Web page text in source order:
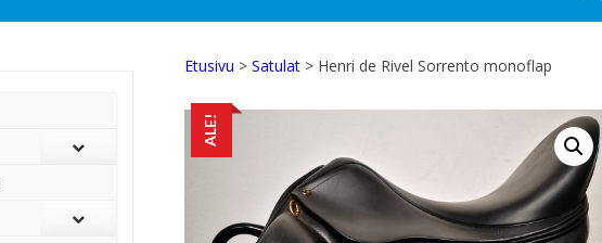
Etusivu > Satulat > Henri de Rivel Sorrento monoflap
ALE!